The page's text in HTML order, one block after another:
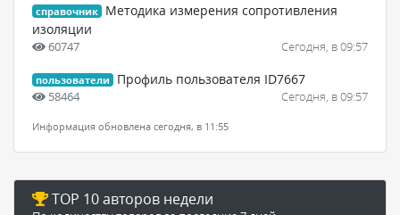
справочник
Методика измерения сопротивления
изоляции
60747 Сегодня, в 09:57
пользователи Профиль пользователя ID7667
58464 Сегодня, в 09:57
Информация обновлена сегодня, в 11:55
TOP 10 авторов недели